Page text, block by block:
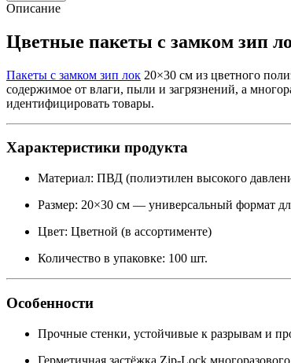
Описание
Цветные пакеты с замком зип
Пакеты с замком зип лок 20×30 см из цветного
содержимое от влаги, пыли и загрязнений, а
идентифицировать товары.
Характеристики продукта
Материал: ПВД (полиэтилен высокого
Размер: 20×30 см — универсальный формат
Цвет: Цветной (в ассортименте)
Количество в упаковке: 100 шт.
Особенности
Прочные стенки, устойчивые к разрывам и
Герметичная застёжка Zip-Lock